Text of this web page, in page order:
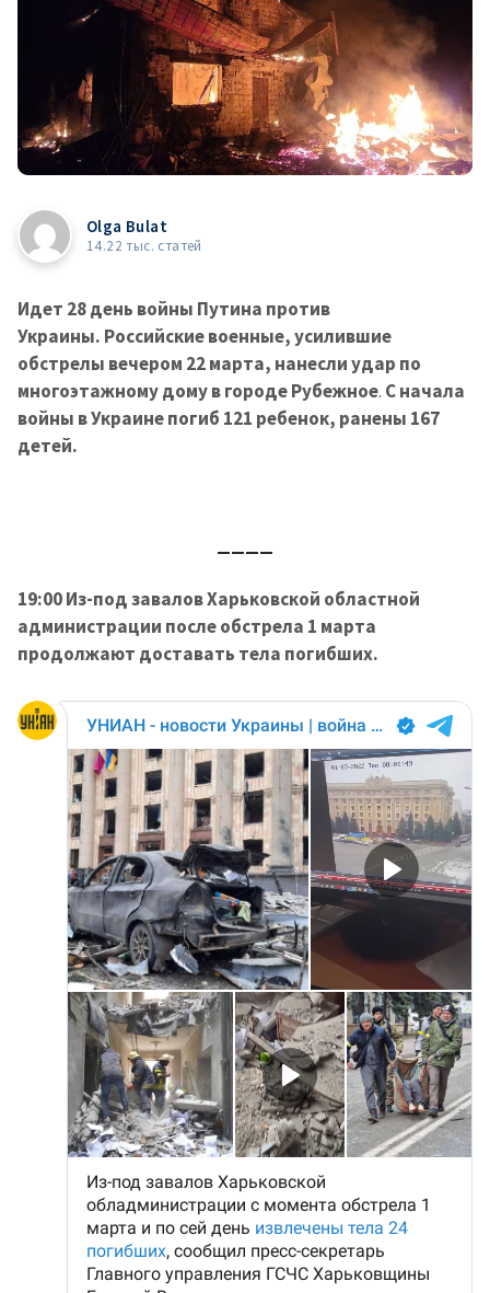
Olga Bulat
14.22 тыс. статей
Идет 28 день войны Путина против
Украины. Российские военные, усилившие
обстрелы вечером 22 марта, нанесли удар по
многоэтажному дому в городе Рубежное. С начала
войны в Украине погиб 121 ребенок, ранены 167
детей.
19:00 Из-под завалов Харьковской областной
администрации после обстрела 1 марта
продолжают доставать тела погибших.